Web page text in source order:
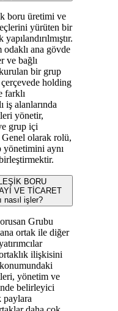
boru üretimi ve
yürüten bir
odaklı ana gövde
ve bağlı
bir grup
holding
farklı
iş alanlarında
yönetir,
grup içi
olarak rolü,
aynı
BORU
VE TİCARET
nasıl işler?
Grubu
ana ortak ile diğer
ilişkisini
yönetim ve
belirleyici
paylara